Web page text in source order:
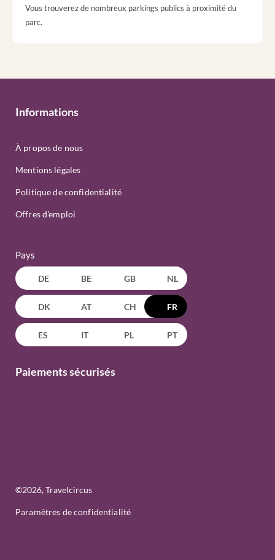
Vous trouverez de nombreux parkings publics à proximité du
parc.
Informations
À propos de nous
Mentions légales
Politique de confidentialité
Offres d'emploi
Pays
DE BE GB NL
DK AT CH FR
ES IT PL PT
Paiements sécurisés
©2026, Travelcircus
Paramètres de confidentialité